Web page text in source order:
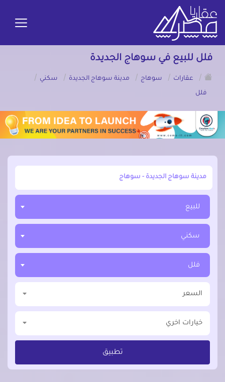
فلل للبيع في سوهاج الجديدة
/
عقارات / سوهاج / مدينة سوهاج الجديدة / سكني /
فلل
أبحث عن مدينة, محافظة, حي
للبيع
سكني
فلل
السعر
خيارات اخري
تطبيق